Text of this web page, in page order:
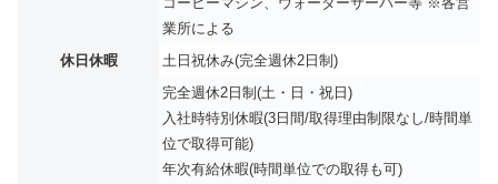
業所による
休日休暇
土日祝休み(完全週休2日制)
完全週休2日制(土・日・祝日)
入社時特別休暇(3日間/取得理由制限なし/時間単
位で取得可能)
年次有給休暇(時間単位での取得も可)